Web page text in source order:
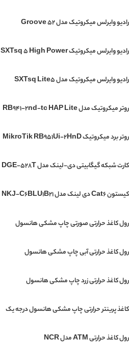
رادیو وایرلس میکروتیک مدل Groove 52
رادیو وایرلس میکروتیک SXTsq 5 High Power
رادیو وایرلس میکروتیک مدل SXTsq Lite5
روتر میکروتیک مدل RB941-2nd-tc HAP Lite
روتر برد میکروتیک MikroTik RB951Ui-2HnD
کارت شبکه گیگابیتی دی-لینک مدل DGE-528T
کیستون Cat6 دی لینک مدل NKJ-C6BLU1B21
رول کاغذ حرارتی صورتی چاپ مشکی هانسول
رول کاغذ حرارتی آبی چاپ مشکی هانسول
رول کاغذ حرارتی زرد چاپ مشکی هانسول
کاغذ پرینتر حرارتی چاپ مشکی هانسول درجه یک
رول کاغذ حرارتی ATM مدل NCR